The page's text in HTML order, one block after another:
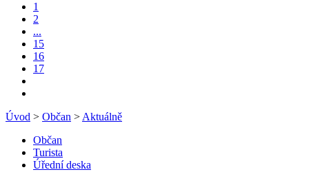
1
2
...
15
16
17
Úvod > Občan > Aktuálně
Občan
Turista
Úřední deska